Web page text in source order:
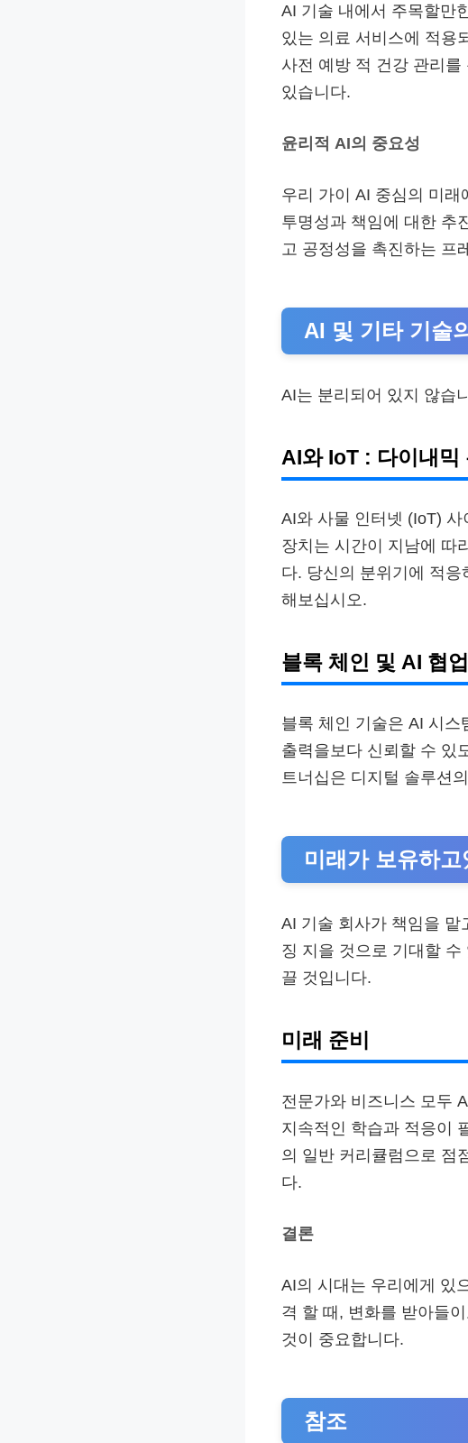
AI 기술 내에서 주목할만
있는 의료 서비스에 적용
사전 예방 적 건강 관리
있습니다.
윤리적 AI의 중요성
우리 가이 AI 중심의 미
투명성과 책임에 대한 추
고 공정성을 촉진하는 프
AI 및 기타 기술
AI는 분리되어 있지 않습
AI와 IoT : 다이내믹
AI와 사물 인터넷 (IoT)
장치는 시간이 지남에 따
다. 당신의 분위기에 적
해보십시오.
블록 체인 및 AI 협업
블록 체인 기술은 AI 시
출력을보다 신뢰할 수 있
트너십은 디지털 솔루션
미래가 보유하고
AI 기술 회사가 책임을 맡
징 지을 것으로 기대할
끌 것입니다.
미래 준비
전문가와 비즈니스 모두
지속적인 학습과 적응이
의 일반 커리큘럼으로 점
다.
결론
AI의 시대는 우리에게 있
격 할 때, 변화를 받아들
것이 중요합니다.
참조